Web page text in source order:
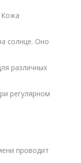
Кожа
солнце. Оно
различных
регулярном
проводит